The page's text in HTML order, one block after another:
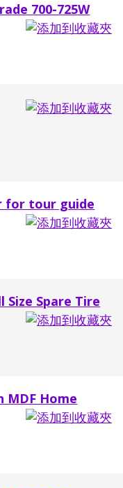
700-725W
for tour guide
Size Spare Tire
MDF Home